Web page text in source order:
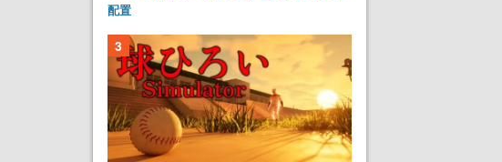
配置
3